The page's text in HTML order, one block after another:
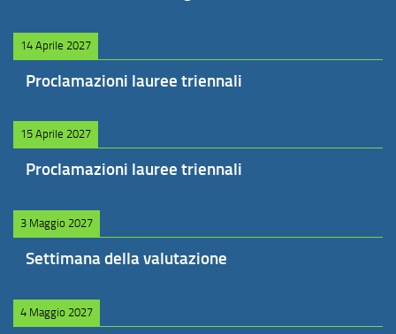
14 Aprile 2027
Proclamazioni lauree triennali
15 Aprile 2027
Proclamazioni lauree triennali
3 Maggio 2027
Settimana della valutazione
4 Maggio 2027